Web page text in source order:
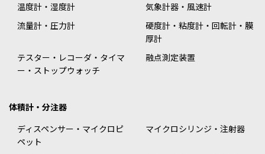
温度計・湿度計
気象計器・風速計
流量計・圧力計
硬度計・粘度計・回転計・膜
厚計
テスター・レコーダ・タイマ
ー・ストップウォッチ
融点測定装置
体積計・分注器
ディスペンサー・マイクロピ
ペット
マイクロシリンジ・注射器